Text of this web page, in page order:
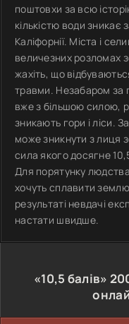
поштовхи за всю
кількістю води зникає
Каліфорнії. Міста і
величезних розломах
жахіть, що
травми. Незабаром за
вже з більшою силою,
зникають гори і ліси.
може зникнути з лиця
сила якого досягне
Для порятунку
хочуть сплавити
результаті невдачі
настати швидше.
«10,5 балів»